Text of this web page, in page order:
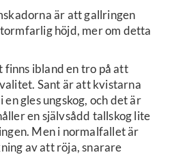
är att gallringen
höjd, mer om detta
ibland en tro på att
Sant är att kvistarna
gles ungskog, och det är
en självsådd tallskog lite
Men i normalfallet är
av att röja, snarare